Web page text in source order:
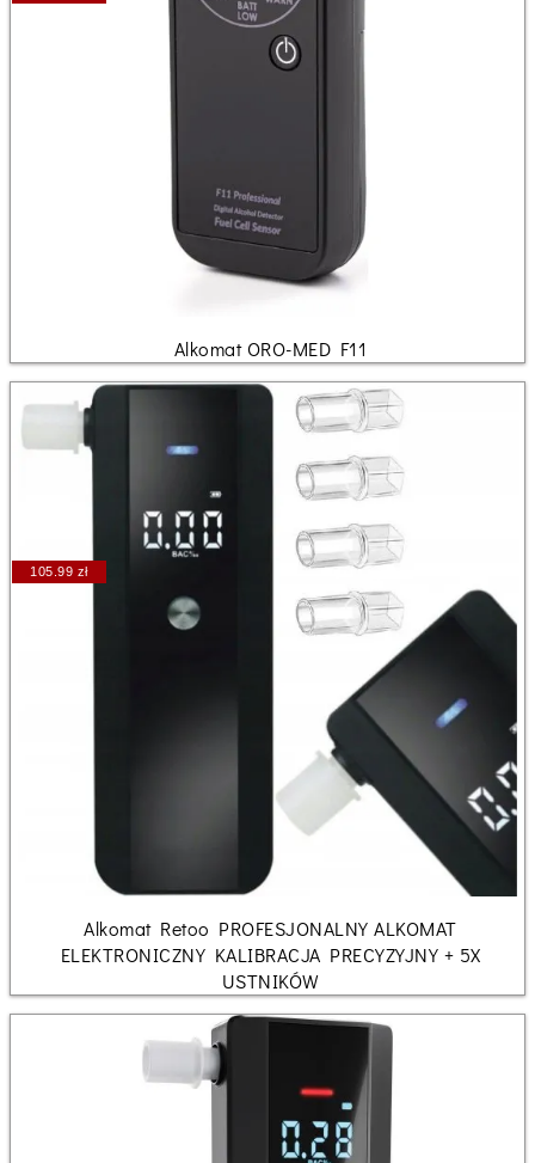
Alkomat ORO-MED F11
105.99 zł
Alkomat Retoo PROFESJONALNY ALKOMAT
ELEKTRONICZNY KALIBRACJA PRECYZYJNY + 5X
USTNIKÓW